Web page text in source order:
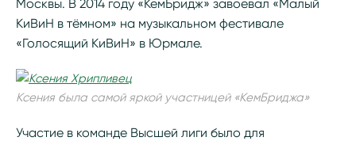
Москвы. В 2014 году «КемБридж» завоевал «Малый
КиВиН в тёмном» на музыкальном фестивале
«Голосящий КиВиН» в Юрмале.
Ксения была самой яркой участницей «КемБриджа»
Участие в команде Высшей лиги было для